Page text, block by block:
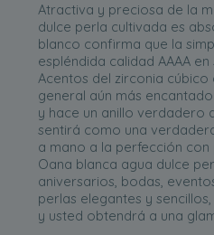
Atractiva y preciosa de la
dulce perla cultivada es
blanco confirma que la
espléndida calidad AAAA
Acentos del zirconia
general aún más
y hace un anillo verdadero
sentirá como una
a mano a la perfección
Oana blanca agua dulce
aniversarios, bodas,
perlas elegantes y
y usted obtendrá a una